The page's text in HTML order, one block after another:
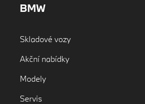
BMW
Skladové vozy
Akční nabídky
Modely
Servis